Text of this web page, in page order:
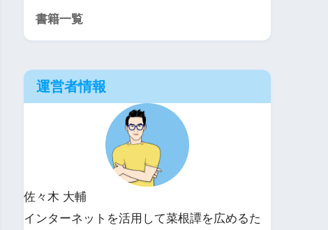
書籍一覧
運営者情報
佐々木 大輔
インターネットを活用して菜根譚を広めるた